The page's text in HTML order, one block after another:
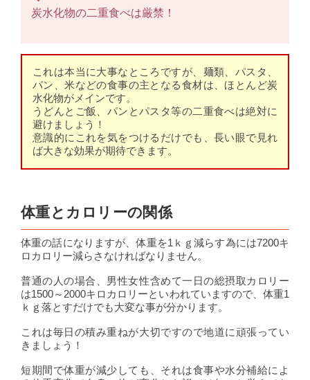
炭水化物の二重食べは厳禁！
これは本当に大事なところですが、麺類、パスタ、
パン、米などの食事の主となる食材は、ほとんど炭
水化物がメインです。
うどんとご飯、パンとパスタ等の二重食べは絶対に
避けましょう！
意識的にこれを気をつけるだけでも、長い眼で見れ
ば大きな効果が期待できます。
体重とカロリーの関係
体重の話になりますが、体重を1ｋｇ減らす為には7200キ
ロカロリー減らさなければなりません。
普通の人の場合、男性女性含めて一日の総摂取カロリー
は1500～2000キロカロリーといわれていますので、体重1
ｋｇ落とすだけでも大変な事が分かります。
これは毎日の積み重ねが大切ですので地道に頑張ってい
きましょう！
短期間で体重が減少しても、それは食事や水分補給によ